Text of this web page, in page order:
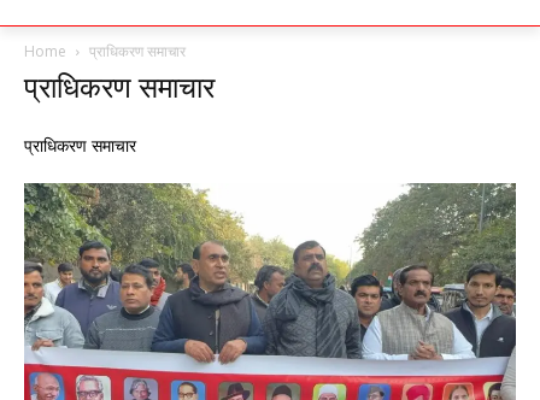
Home प्राधिकरण समाचार
प्राधिकरण समाचार
प्राधिकरण समाचार